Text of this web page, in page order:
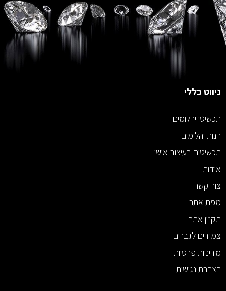
ניווט כללי
תכשיטי יהלומים
חנות יהלומים
תכשיטים בעיצוב אישי
אודות
צור קשר
מפת אתר
תקנון אתר
צמידים לגברים
מדיניות פרטיות
הצהרת נגישות